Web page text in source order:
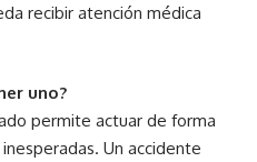
recibir atención médica
uno?
permite actuar de forma
Un accidente